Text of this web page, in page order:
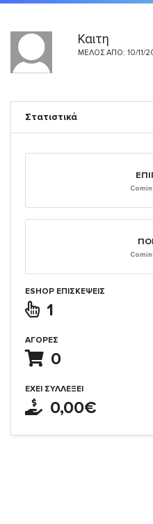
Καιτη
ΜΈΛΟΣ ΑΠΌ: 10/11/
Στατιστικά
ESHOP ΕΠΙΣΚΈΨΕΙΣ
1
ΑΓΟΡΈΣ
0
ΈΧΕΙ ΣΥΛΛΈΞΕΙ
0,00€